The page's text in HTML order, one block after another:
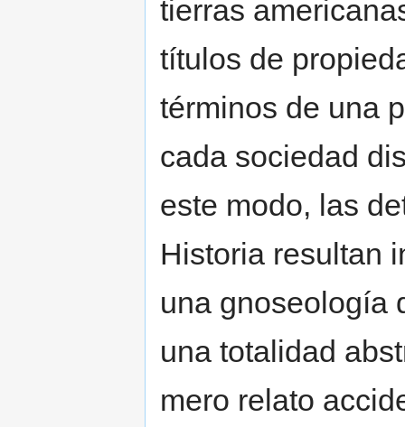
tierras
títulos de
términos de una
cada sociedad
este modo, las
Historia resultan
una gnoseología
una totalidad
mero relato